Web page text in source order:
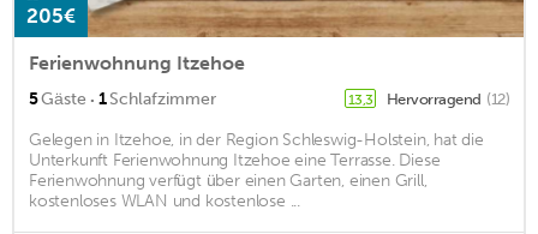
205€
Ferienwohnung Itzehoe
5Gäste · 1Schlafzimmer 13,3 Hervorragend (12)
Gelegen in Itzehoe, in der Region Schleswig-Holstein, hat die
Unterkunft Ferienwohnung Itzehoe eine Terrasse. Diese
Ferienwohnung verfügt über einen Garten, einen Grill,
kostenloses WLAN und kostenlose ...